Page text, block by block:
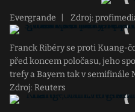
Evergrande Zdroj:
Franck Ribéry se proti Kuang-
před koncem poločasu, jeho
trefy a Bayern tak v semifinále
Zdroj: Reuters